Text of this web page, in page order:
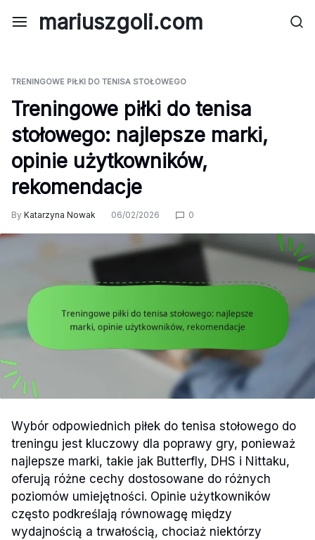
mariuszgoli.com
TRENINGOWE PIŁKI DO TENISA STOŁOWEGO
Treningowe piłki do tenisa
stołowego: najlepsze marki,
opinie użytkowników,
rekomendacje
By Katarzyna Nowak 06/02/2026 0
Wybór odpowiednich piłek do tenisa stołowego do
treningu jest kluczowy dla poprawy gry, ponieważ
najlepsze marki, takie jak Butterfly, DHS i Nittaku,
oferują różne cechy dostosowane do różnych
poziomów umiejętności. Opinie użytkowników
często podkreślają równowagę między
wydajnością a trwałością, chociaż niektórzy